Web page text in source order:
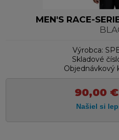
MEN'S RACE-
Výrobca:
Skladové
Objednávkový
90,00 €